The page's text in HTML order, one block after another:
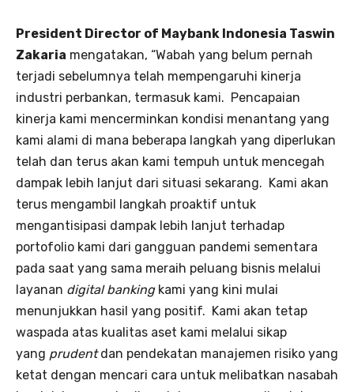
President Director of Maybank Indonesia Taswin
Zakaria mengatakan, “Wabah yang belum pernah
terjadi sebelumnya telah mempengaruhi kinerja
industri perbankan, termasuk kami. Pencapaian
kinerja kami mencerminkan kondisi menantang yang
kami alami di mana beberapa langkah yang diperlukan
telah dan terus akan kami tempuh untuk mencegah
dampak lebih lanjut dari situasi sekarang. Kami akan
terus mengambil langkah proaktif untuk
mengantisipasi dampak lebih lanjut terhadap
portofolio kami dari gangguan pandemi sementara
pada saat yang sama meraih peluang bisnis melalui
layanan digital bankingkami yang kini mulai
menunjukkan hasil yang positif. Kami akan tetap
waspada atas kualitas aset kami melalui sikap
yang prudentdan pendekatan manajemen risiko yang
ketat dengan mencari cara untuk melibatkan nasabah